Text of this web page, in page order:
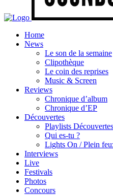
Home
News
Le son de la semaine
Clipothèque
Le coin des reprises
Music & Screen
Reviews
Chronique d’album
Chronique d’EP
Découvertes
Playlists Découvertes
Qui es-tu ?
Lights On / Plein
Interviews
Live
Festivals
Photos
Concours